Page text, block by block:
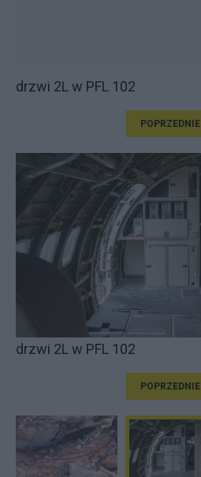
drzwi 2L w PFL 102
POPRZEDNIE
drzwi 2L w PFL 102
POPRZEDNIE